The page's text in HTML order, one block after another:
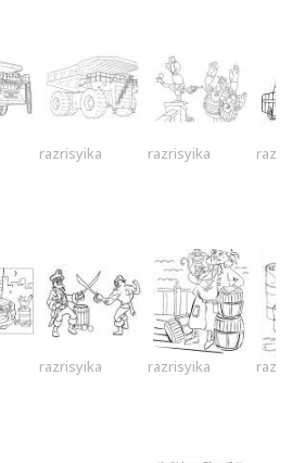
razrisyika razrisyika
razrisyika razrisyika